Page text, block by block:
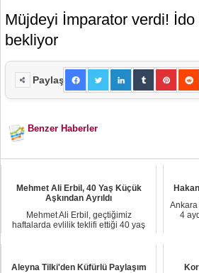
Müjdeyi İmparator verdi!
bekliyor
Paylaş
Benzer Haberler
Mehmet Ali Erbil, 40 Yaş Küçük
Aşkından Ayrıldı
Mehmet Ali Erbil, geçtiğimiz
haftalarda evlilik teklifi ettiği 40 yaş
Ankara
4
Aleyna Tilki'den Küfürlü Paylaşım